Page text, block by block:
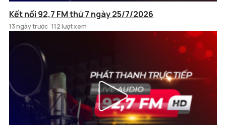
Kết nối 92,7 FM thứ 7 ngày 25/7/2026
13 ngày trước 112 lượt xem